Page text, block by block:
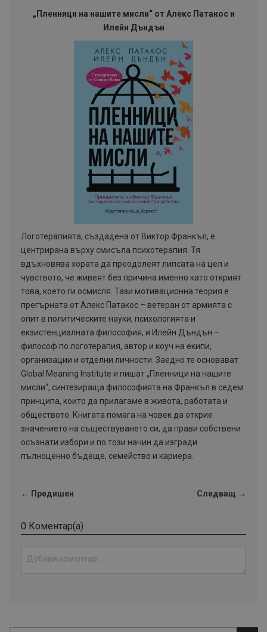
„Пленници на нашите мисли“ от Алекс Патакос и
Илейн Дъндън
Логотерапията, създадена от Виктор Франкъл, е
центрирана върху смисъла психотерапия. Тя
вдъхновява хората да преодолеят липсата на цел и
чувството, че живеят без причина именно като открият
това, което ги осмисля. Тази мотивационна теория е
прегърната от Алекс Патакос – ветеран от армията с
опит в политическите науки, психологията и
екзистенциалната философия, и Илейн Дъндън –
философ по логотерапия, автор и коуч на екипи,
организации и отделни личности. Заедно те основават
Global Meaning Institute и пишат „Пленници на нашите
мисли“, синтезираща философията на Франкъл в седем
принципа, които да прилагаме в живота, работата и
обществото. Книгата помага на човек да открие
значението на съществуването си, да прави собствени
осъзнати избори и по този начин да изгради
пълноценно бъдеще, семейство и кариера.
← Предишен Следващ →
0 Коментар(а)